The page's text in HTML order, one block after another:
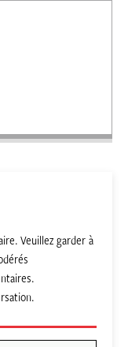
Veuillez garder à